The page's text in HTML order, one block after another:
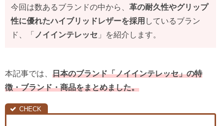
今回は数あるブランドの中から、 革の耐久性やグリップ
性に優れたハイブリッドレザーを採用 しているブラン
ド、「 ノイインテレッセ 」を紹介します。
本記事では、 日本のブランド「ノイインテレッセ」の特
徴・ブランド・商品をまとめました。